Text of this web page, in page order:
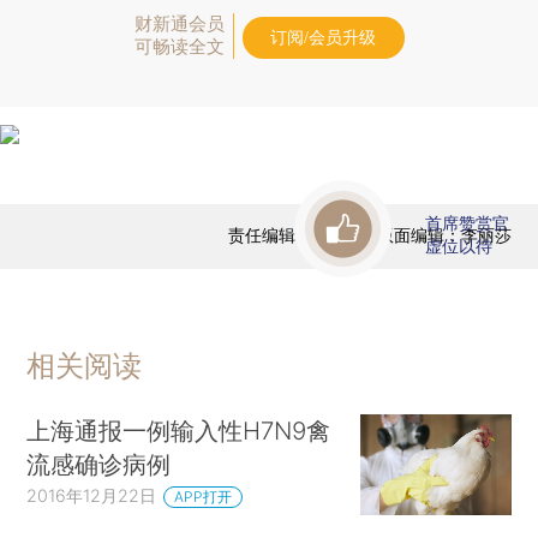
财新通会员
可畅读全文
订阅/会员升级
责任编辑：徐和谦 | 版面编辑：李丽莎
首席赞赏官
虚位以待
相关阅读
上海通报一例输入性H7N9禽
流感确诊病例
2016年12月22日 APP打开